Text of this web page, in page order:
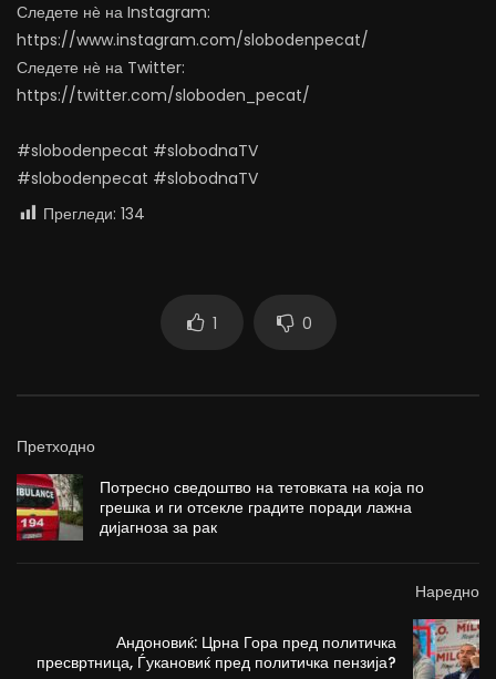
Следете нѐ на Instagram:
https://www.instagram.com/slobodenpecat/
Следете нѐ на Twitter:
https://twitter.com/sloboden_pecat/
#slobodenpecat #slobodnaTV
#slobodenpecat #slobodnaTV
Прегледи: 134
1 0
Претходно
Потресно сведоштво на тетовката на која по
грешка и ги отсекле градите поради лажна
дијагноза за рак
Наредно
Андоновиќ: Црна Гора пред политичка
пресвртница, Ѓукановиќ пред политичка пензија?